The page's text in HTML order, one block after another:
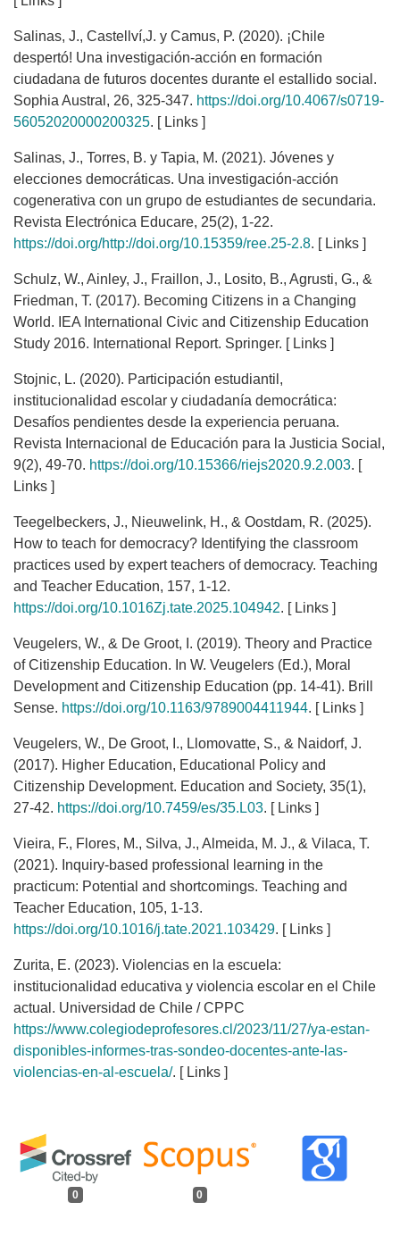
0 0
Salinas, J., Castellví,J. y Camus, P. (2020). ¡Chile
despertó! Una investigación-acción en formación
ciudadana de futuros docentes durante el estallido social.
Sophia Austral, 26, 325-347. https://doi.org/10.4067/s0719-
56052020000200325. [ Links ]
Salinas, J., Torres, B. y Tapia, M. (2021). Jóvenes y
elecciones democráticas. Una investigación-acción
cogenerativa con un grupo de estudiantes de secundaria.
Revista Electrónica Educare, 25(2), 1-22.
https://doi.org/http://doi.org/10.15359/ree.25-2.8. [ Links ]
Schulz, W., Ainley, J., Fraillon, J., Losito, B., Agrusti, G., &
Friedman, T. (2017). Becoming Citizens in a Changing
World. IEA International Civic and Citizenship Education
Study 2016. International Report. Springer. [ Links ]
Stojnic, L. (2020). Participación estudiantil,
institucionalidad escolar y ciudadanía democrática:
Desafíos pendientes desde la experiencia peruana.
Revista Internacional de Educación para la Justicia Social,
9(2), 49-70. https://doi.org/10.15366/riejs2020.9.2.003. [
Links ]
Teegelbeckers, J., Nieuwelink, H., & Oostdam, R. (2025).
How to teach for democracy? Identifying the classroom
practices used by expert teachers of democracy. Teaching
and Teacher Education, 157, 1-12.
https://doi.org/10.1016Zj.tate.2025.104942. [ Links ]
Veugelers, W., & De Groot, I. (2019). Theory and Practice
of Citizenship Education. In W. Veugelers (Ed.), Moral
Development and Citizenship Education (pp. 14-41). Brill
Sense. https://doi.org/10.1163/9789004411944. [ Links ]
Veugelers, W., De Groot, I., Llomovatte, S., & Naidorf, J.
(2017). Higher Education, Educational Policy and
Citizenship Development. Education and Society, 35(1),
27-42. https://doi.org/10.7459/es/35.L03. [ Links ]
Vieira, F., Flores, M., Silva, J., Almeida, M. J., & Vilaca, T.
(2021). Inquiry-based professional learning in the
practicum: Potential and shortcomings. Teaching and
Teacher Education, 105, 1-13.
https://doi.org/10.1016/j.tate.2021.103429. [ Links ]
Zurita, E. (2023). Violencias en la escuela:
institucionalidad educativa y violencia escolar en el Chile
actual. Universidad de Chile / CPPC
https://www.colegiodeprofesores.cl/2023/11/27/ya-estan-
disponibles-informes-tras-sondeo-docentes-ante-las-
violencias-en-al-escuela/. [ Links ]